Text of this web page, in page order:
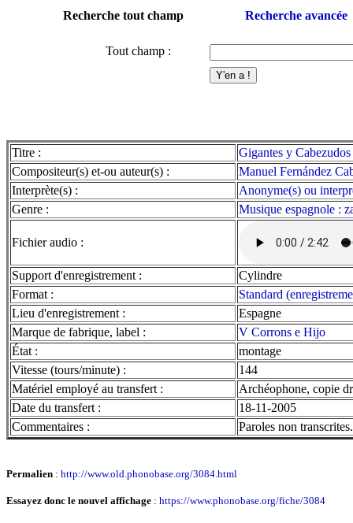
Recherche tout champ Recherche avancée
Tout champ :
Titre :
Gigantes y
Compositeur(s) et-ou auteur(s) :
Manuel Fernández
Interprète(s) :
Anonyme(s) ou
Genre :
Musique espagnole :
Fichier audio :
Support d'enregistrement :
Cylindre
Format :
Standard
Lieu d'enregistrement :
Espagne
Marque de fabrique, label :
V Corrons e Hijo
État :
montage
Vitesse (tours/minute) :
144
Matériel employé au transfert :
Archéophone, copie
Date du transfert :
18-11-2005
Commentaires :
Paroles non
Permalien : http://www.old.phonobase.org/3084.html
Essayez donc le nouvel affichage : https://www.phonobase.org/fiche/3084